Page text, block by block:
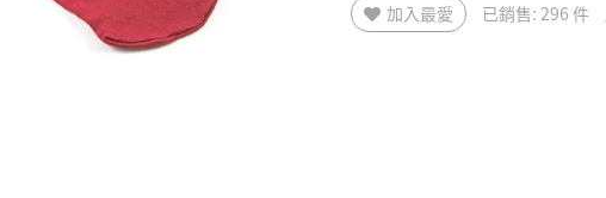
加入最愛 已銷售: 296 件